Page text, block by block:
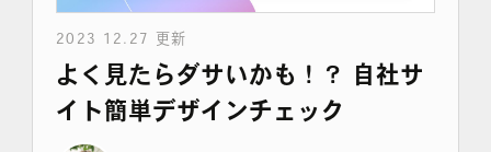
2023 12.27 更新
よく見たらダサいかも！？ 自社サ
イト簡単デザインチェック